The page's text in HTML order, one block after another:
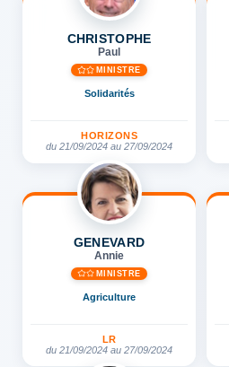
CHRISTOPHE
Paul
MINISTRE
Solidarités
HORIZONS
du 21/09/2024 au 27/09/2024
GENEVARD
Annie
MINISTRE
Agriculture
LR
du 21/09/2024 au 27/09/2024